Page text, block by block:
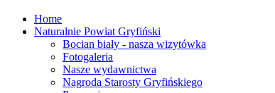
Home
Naturalnie Powiat Gryfiński
Bocian biały - nasza wizytówka
Fotogaleria
Nasze wydawnictwa
Nagroda Starosty Gryfińskiego